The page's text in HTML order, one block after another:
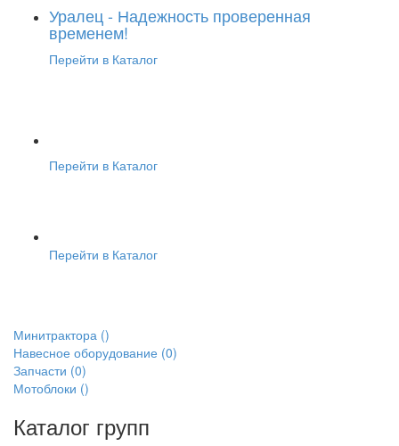
Уралец - Надежность проверенная
временем!
Перейти в Каталог
Перейти в Каталог
Перейти в Каталог
Минитрактора ()
Навесное оборудование (0)
Запчасти (0)
Мотоблоки ()
Каталог групп